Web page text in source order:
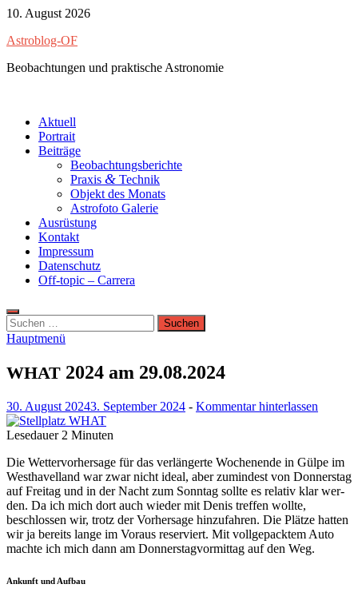
Zum
springen
10. August 2026
Astroblog-OF
Beobachtungen und praktische Astronomie
Aktuell
Portrait
Beiträge
Beobachtungsberichte
Praxis & Technik
Objekt des Monats
Astrofoto Galerie
Ausrüstung
Kontakt
Impressum
Datenschutz
Off-topic – Carrera
Suchen
nach:
Hauptmenü
WHAT 2024 am 29.08.2024
30. August 20243. September 2024 - Kommentar hinterlassen
Lesedauer 2 Minuten
Die Wet­ter­vorher­sage für das ver­längerte Woch­enende in Gülpe im
West­havel­land war zwar nicht ide­al, aber zumin­d­est von Don­ner­stag
auf Fre­itag und in der Nacht zum Son­ntag sollte es rel­a­tiv klar wer­
den. Da ich mich dort auch wieder mit Denis tre­f­fen wollte,
beschlossen wir, trotz der Vorher­sage hinz­u­fahren. Die Plätze hat­ten
wir ja bere­its lange im Voraus reserviert. Mit voll­gepack­tem Auto
machte ich mich dann am Don­ner­stagvor­mit­tag auf den Weg.
Ankunft und Aufbau